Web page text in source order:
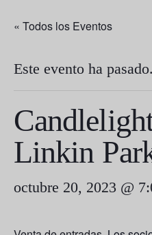
« Todos los Eventos
Este evento ha pasado.
Linkin
octubre 20, 2023 @